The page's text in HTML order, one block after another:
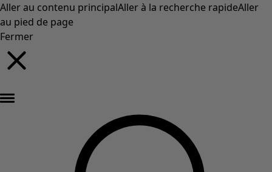
Aller au contenu principalAller à la recherche rapideAller
au pied de page
Fermer